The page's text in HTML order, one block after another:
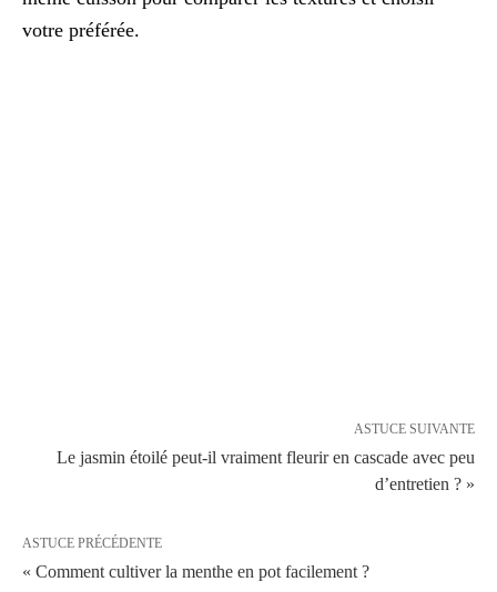
votre préférée.
ASTUCE SUIVANTE
Le jasmin étoilé peut-il vraiment fleurir en cascade avec peu
d’entretien ? »
ASTUCE PRÉCÉDENTE
« Comment cultiver la menthe en pot facilement ?